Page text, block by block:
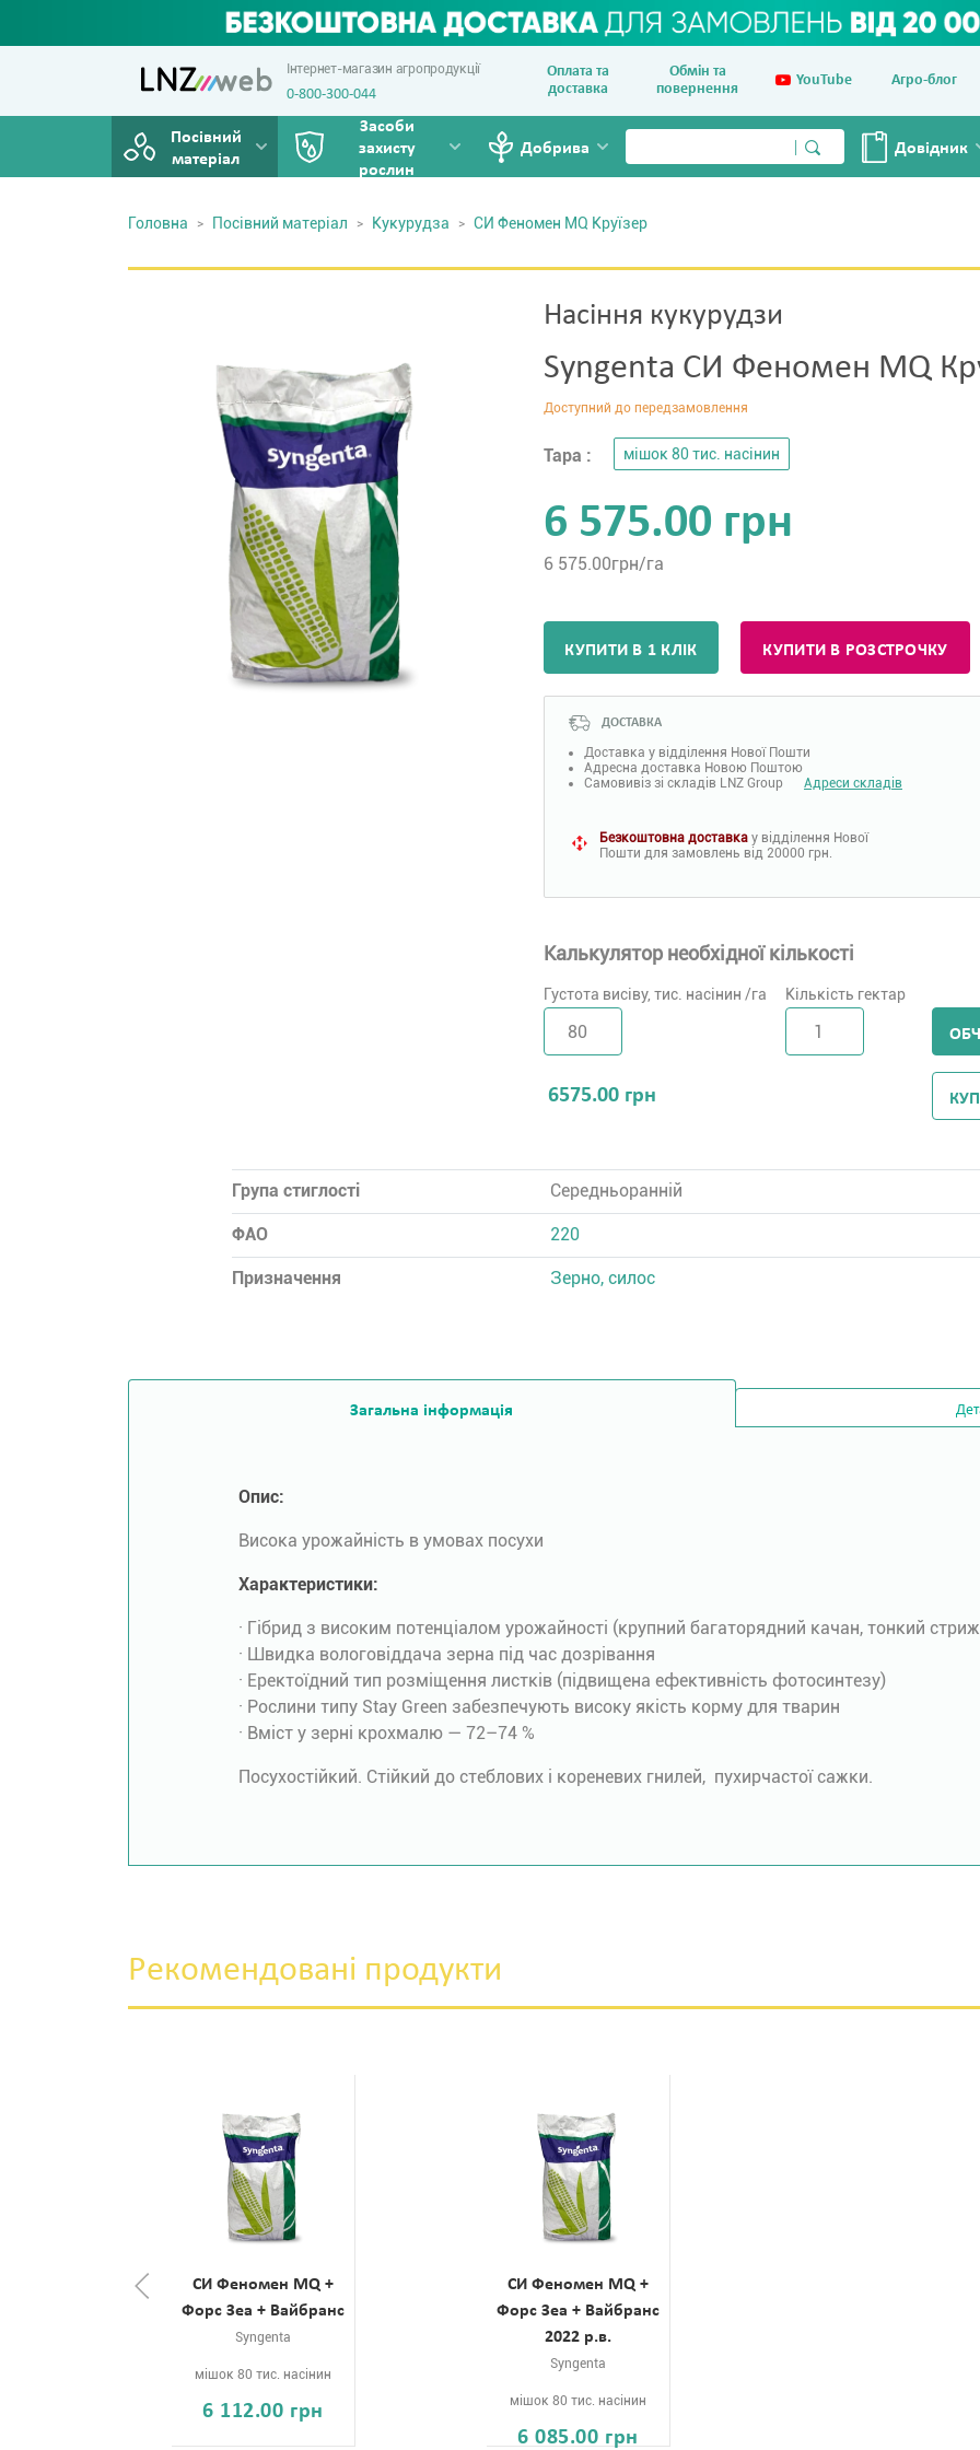
Інтернет-магазин агропродукції
0-800-300-044
Оплата та
доставка
Обмін та
повернення
YouTube Агро-блог
Посівний
матеріал
Засоби
захисту
рослин
Добрива Довiдник
Головна Посівний матеріал Кукурудза СИ Феномен MQ Круїзер
Насіння кукурудзи
Syngenta СИ Феномен MQ
Тара : мішок 80 тис. насінин
6 575.00 грн
6 575.00грн/га
КУПИТИ В 1 КЛІК КУПИТИ В РОЗСТРОЧКУ
ДОСТАВКА
Доставка у відділення Нової Пошти
Адресна доставка Новою Поштою
Самовивіз зі складів LNZ Group
Адреси складів
Безкоштовна доставка у відділення Нової
Пошти для замовлень від 20000 грн.
Калькулятор необхідної кількості
Густота висіву, тис. насінин /га Кількість гектар
6575.00 грн
Група стиглості Середньоранній
ФАО 220
Призначення Зерно, силос
Загальна інформація
Опис:
Висока урожайність в умовах посухи
Характеристики:
· Гібрид з високим потенціалом урожайності (крупний багаторядний качан, тонкий
· Швидка вологовіддача зерна під час дозрівання
· Еректоїдний тип розміщення листків (підвищена ефективність фотосинтезу)
· Рослини типу Stay Green забезпечують високу якість корму для тварин
· Вміст у зерні крохмалю — 72–74 %
Посухостійкий. Стійкий до стеблових і кореневих гнилей, пухирчастої сажки.
Рекомендовані продукти
СИ Феномен MQ +
Форс Зеа + Вайбранс
Syngenta
мішок 80 тис. насінин
6 112.00 грн
СИ Феномен MQ +
Форс Зеа + Вайбранс
2022 р.в.
Syngenta
мішок 80 тис. насінин
6 085.00 грн